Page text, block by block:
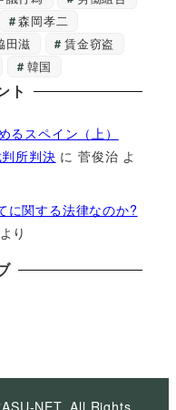
森岡孝二
田滋
賃金窃盗
韓国
ト
スペイン（上）
所判決 に菅俊治 よ
に関する法律なのか?
より
NET, All Rights